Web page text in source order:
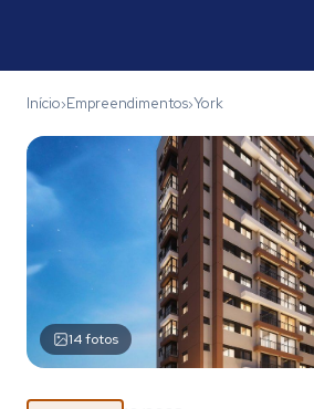
Início›Empreendimentos›York
14fotos